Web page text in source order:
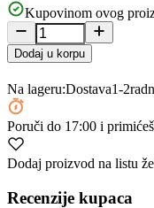
Kupovinom ovog
Dodaj u korpu
Na lageru:Dostava1-2
Poruči do 17:00 i
Dodaj proizvod na listu
Recenzije kupaca